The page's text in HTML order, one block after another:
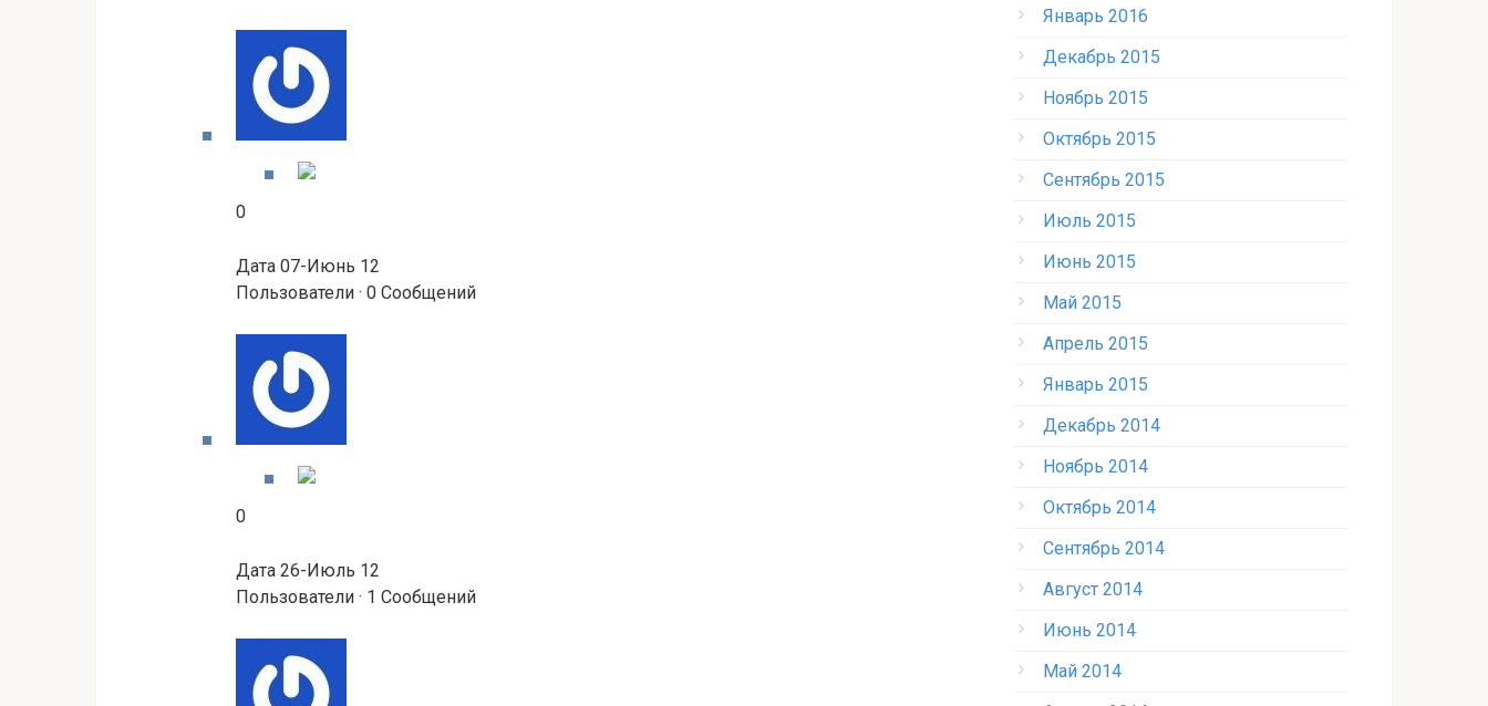
0
Дата 07-Июнь 12
Пользователи · 0 Сообщений
0
Дата 26-Июль 12
Пользователи · 1 Сообщений
Январь 2016
Декабрь 2015
Ноябрь 2015
Октябрь 2015
Сентябрь 2015
Июль 2015
Июнь 2015
Май 2015
Апрель 2015
Январь 2015
Декабрь 2014
Ноябрь 2014
Октябрь 2014
Сентябрь 2014
Август 2014
Июнь 2014
Май 2014